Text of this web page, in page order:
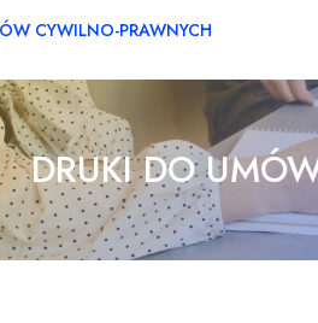
CYWILNO-PRAWNYCH
DRUKI DO